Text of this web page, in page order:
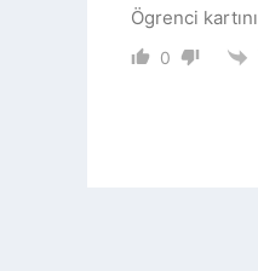
Ögrenci
0